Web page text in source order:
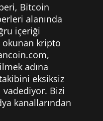
Bitcoin
alanında
içeriği
kripto
adına
eksiksiz
vadediyor. Bizi
kanallarından